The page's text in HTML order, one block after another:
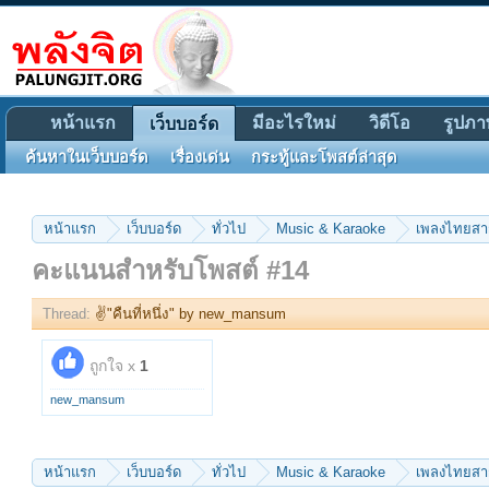
หน้าแรก เว็บบอร์ด ทั่วไป Music & Karaoke เพลงไทยส
คะแนนสำหรับโพสต์ #14
Thread: ✌"คืนที่หนึ่ง" by new_mansum
ถูกใจ x 1
new_mansum
หน้าแรก เว็บบอร์ด ทั่วไป Music & Karaoke เพลงไทยส
หน้าแรก เว็บบอร์ด
ค้นหาในเว็บบอร์ด เรื่องเด่น กระทู้และโพสต์ล่าสุด
มีอะไรใหม่ วิดีโอ รูปภ